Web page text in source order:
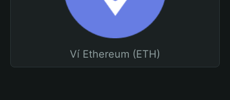
Ví Ethereum (ETH)